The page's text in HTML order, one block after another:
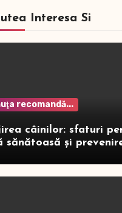
Interesa Si
recomandă...
câinilor: sfaturi
sănătoasă și